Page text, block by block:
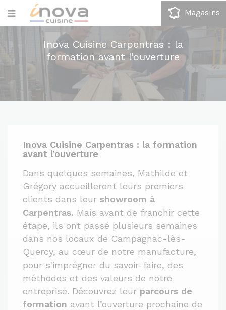
Magasins
Inova Cuisine Carpentras : la
formation avant l’ouverture
Inova Cuisine Carpentras : la formation
avant l’ouverture
Dans quelques semaines, Mathilde et
Grégory accueilleront leurs premiers
clients dans leur showroom à
Carpentras. Mais avant de franchir cette
étape, ils ont passé plusieurs semaines
dans nos locaux de Campagnac-lès-
Quercy, au cœur de notre manufacture,
pour s'imprégner du savoir-faire, des
méthodes et des valeurs de notre
entreprise. Découvrez leur parcours de
formation avant l’ouverture prochaine de